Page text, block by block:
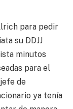
para pedir
su DDJJ
minutos
para el
de
ya tenía